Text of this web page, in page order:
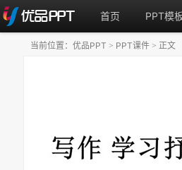
首页 PPT模
当前位置： 优品PPT > PPT课件 > 正文